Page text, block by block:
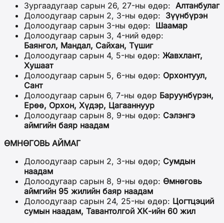
Зургаадугаар сарын 26, 27-ны өдөр: Алтанбулаг
Долоодугаар сарын 2, 3-ны өдөр: Зүүнбүрэн
Долоодугаар сарын 3-ны өдөр: Шаамар
Долоодугаар сарын 3, 4-ний өдөр:
Баянгол, Мандал, Сайхан, Түшиг
Долоодугаар сарын 4, 5-ны өдөр: Жавхлант,
Хушаат
Долоодугаар сарын 5, 6-ны өдөр: Орхонтуул,
Сант
Долоодугаар сарын 6, 7-ны өдөр Баруунбүрэн,
Ерөө, Орхон, Хүдэр, Цагааннуур
Долоодугаар сарын 8, 9-ны өдөр: Сэлэнгэ
аймгийн баяр наадам
ӨМНӨГОВЬ АЙМАГ
Долоодугаар сарын 2, 3-ны өдөр; Сумдын
наадам
Долоодугаар сарын 8, 9-ны өдөр: Өмнөговь
аймгийн 95 жилийн баяр наадам
Долоодугаар сарын 24, 25-ны өдөр: Цогтцэций
сумын наадам, Тавантолгой ХК-ийн 60 жил